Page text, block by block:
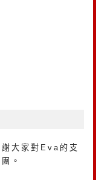
大家對Eva的支
。